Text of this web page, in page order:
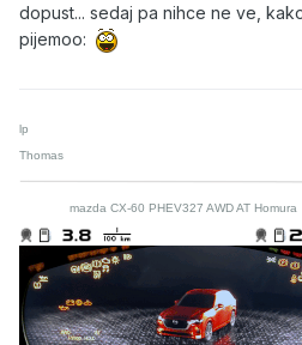
dopust... sedaj pa nihce ne ve,
pijemoo:
lp
Thomas
mazda CX-60 PHEV327 AWD AT Homura